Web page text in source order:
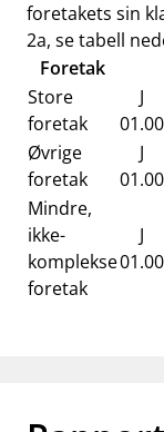
foretakets sin
2a, se tabell
Foretak
Store
foretak
J
01.00
Øvrige
foretak
J
01.00
Mindre,
ikke-
komplekse
foretak
J
01.00